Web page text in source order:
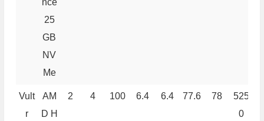
nce
25
GB
NV
Me
Vult
r
AM
D H
2 4 100 6.4 6.4 77.6 78
525
0